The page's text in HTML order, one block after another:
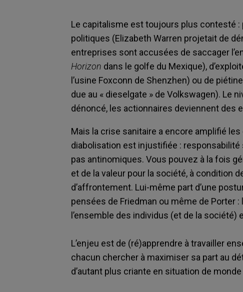
Le capitalisme est toujours plus contesté
politiques (Elizabeth Warren projetait de
entreprises sont accusées de saccager
Horizon dans le golfe du Mexique),
l’usine Foxconn de Shenzhen) ou de
due au « dieselgate » de Volkswagen). Le
dénoncé, les actionnaires deviennent des
Mais la crise sanitaire a encore amplifié
diabolisation est injustifiée :
pas antinomiques. Vous pouvez à la fois
et de la valeur pour la société, à condition
d’affrontement. Lui-même part d’une
pensées de Friedman ou même de Porter
l’ensemble des individus (et de la société)
L’enjeu est de (ré)apprendre à travailler
chacun chercher à maximiser sa part au
d’autant plus criante en situation de